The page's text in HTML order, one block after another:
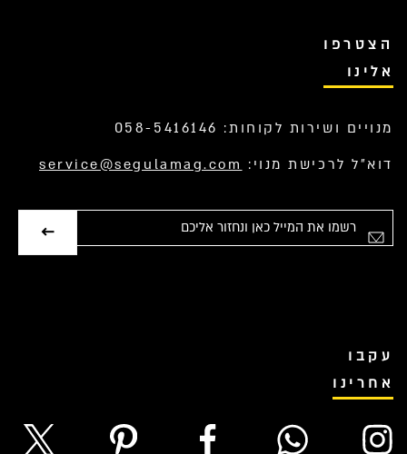
הצטרפו
אלינו
מנויים ושירות לקוחות: 058-5416146
דוא”ל לרכישת מנוי: service@segulamag.com
עקבו
אחרינו